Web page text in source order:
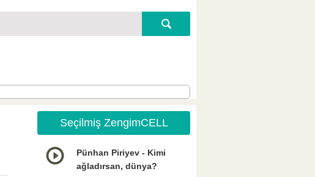
Seçilmiş ZengimCELL
Pünhan Piriyev - Kimi
ağladırsan, dünya?